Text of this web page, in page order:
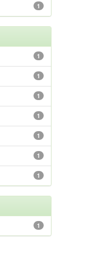
1
1
1
1
1
1
1
1
1